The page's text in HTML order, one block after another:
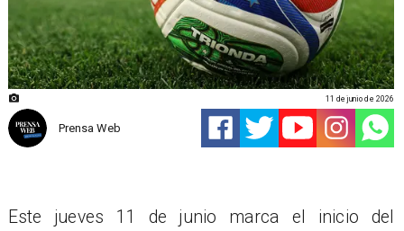
Prensa Web
11 de junio de 2026
Este jueves 11 de junio marca el inicio del